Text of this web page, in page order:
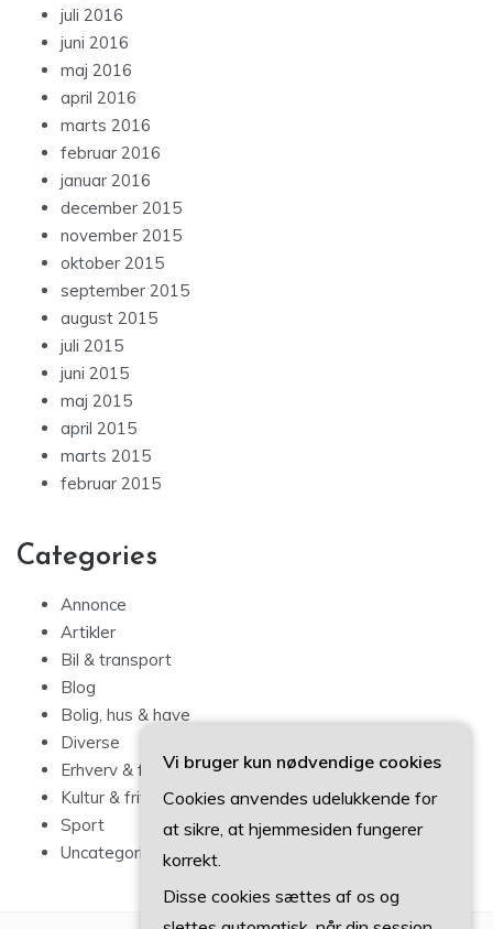
juli 2016
juni 2016
maj 2016
april 2016
marts 2016
februar 2016
januar 2016
december 2015
november 2015
oktober 2015
september 2015
august 2015
juli 2015
juni 2015
maj 2015
april 2015
marts 2015
februar 2015
Categories
Annonce
Artikler
Bil & transport
Blog
Bolig, hus & have
Diverse
Erhverv & forbrug
Kultur & fritid
Sport
Uncategorized
Vi bruger kun nødvendige cookies
Cookies anvendes udelukkende for
at sikre, at hjemmesiden fungerer
korrekt.
Disse cookies sættes af os og